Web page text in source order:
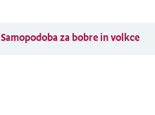
Samopodoba za bobre in volkce